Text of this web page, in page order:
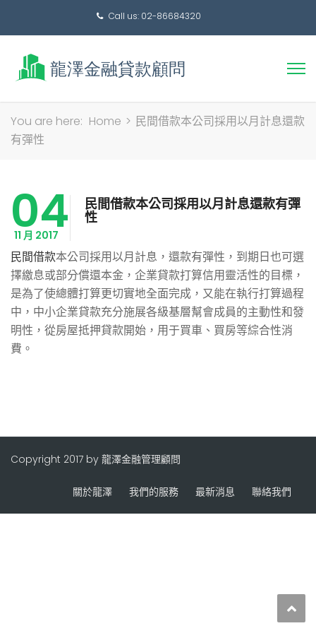
Call us: 02-86684320
搜
You are here: Home > 民間借款本公司採用以月計息還款
有彈性
04
11 月 2017
民間借款本公司採用以月計息還款有彈
性
民間借款本公司採用以月計息，還款有彈性，到期日也可選
擇繳息或部分償還本金，企業貸款打算信用靈活性的目標，
是為了使總體打算更切實地全面完成，又能在執行打算過程
中，中小企業貸款充分施展各級基層幫會成員的主動性和發
明性，從房屋抵押貸款開始，用于買車、買房等綜合性消
費。
Copyright 2017 by 龍澤金融管理顧問
關於龍澤 我們的服務 最新消息 聯絡我們